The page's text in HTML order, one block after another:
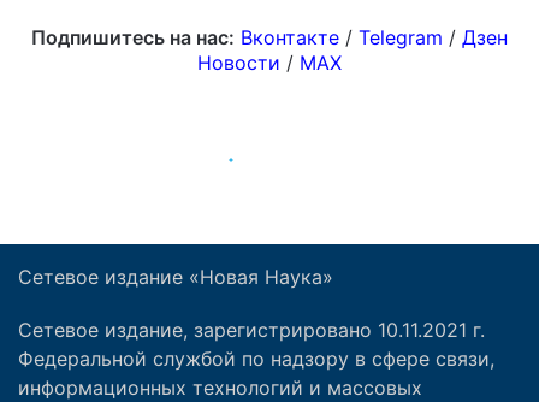
Сетевое издание «Новая Наука»
Сетевое издание, зарегистрировано 10.11.2021 г.
Федеральной службой по надзору в сфере связи,
информационных технологий и массовых